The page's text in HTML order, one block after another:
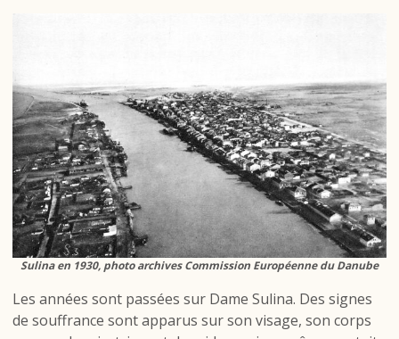
Sulina en 1930, photo archives Commission Européenne du Danube
Les années sont passées sur Dame Sulina. Des signes
de souffrance sont apparus sur son visage, son corps